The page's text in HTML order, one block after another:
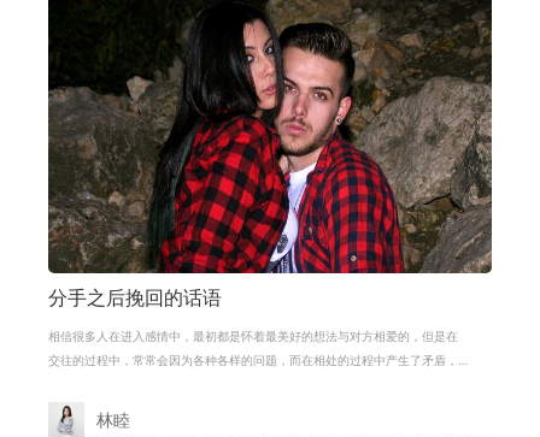
分手之后挽回的话语
相信很多人在进入感情中，最初都是怀着最美好的想法与对方相爱的，但是在
交往的过程中，常常会因为各种各样的问题，而在相处的过程中产生了矛盾，
林睦